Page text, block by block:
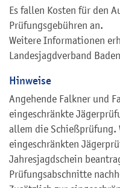
Es fallen Kosten für den
Prüfungsgebühren an.
Weitere Informationen
Landesjagdverband
Hinweise
Angehende Falkner und
eingeschränkte
allem die Schießprüfung.
eingeschränkten
Jahresjagdschein
Prüfungsabschnitte